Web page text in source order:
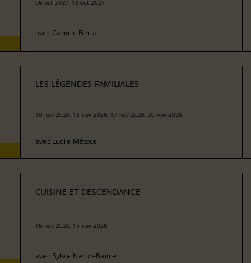
06 oct 2027, 13 oct 2027
avec Camille Berta
LES LÉGENDES FAMILIALES
10 nov 2026, 13 nov 2026, 17 nov 2026, 20 nov 2026
avec Lucile Métout
CUISINE ET DESCENDANCE
16 nov 2026, 17 nov 2026
avec Sylvie Neron-Bancel